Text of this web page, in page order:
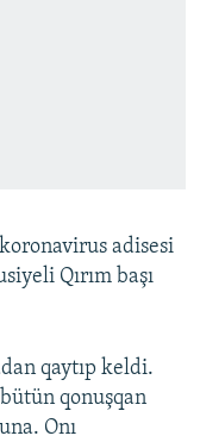
adisesi
Qırım başı
qaytıp keldi.
qonuşqan
Onı